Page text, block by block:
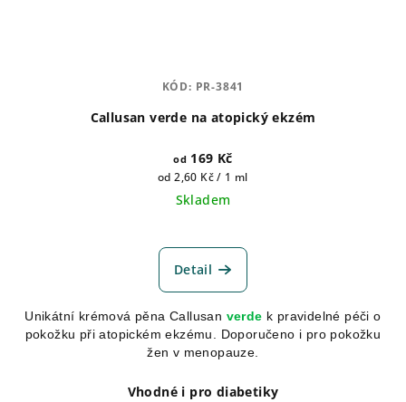
Callusan verde na atopický ekzém
od 169 Kč
Měrná
cena:
od 2,60 Kč / 1 ml
Skladem
hodnocení
produktu
z
5
hvězdiček.
Detail
Unikátní krémová pěna Callusan verde k pravidelné péči o
pokožku při atopickém ekzému. Doporučeno i pro pokožku
žen v menopauze.
Vhodné i pro diabetiky
KÓD: PR-3841